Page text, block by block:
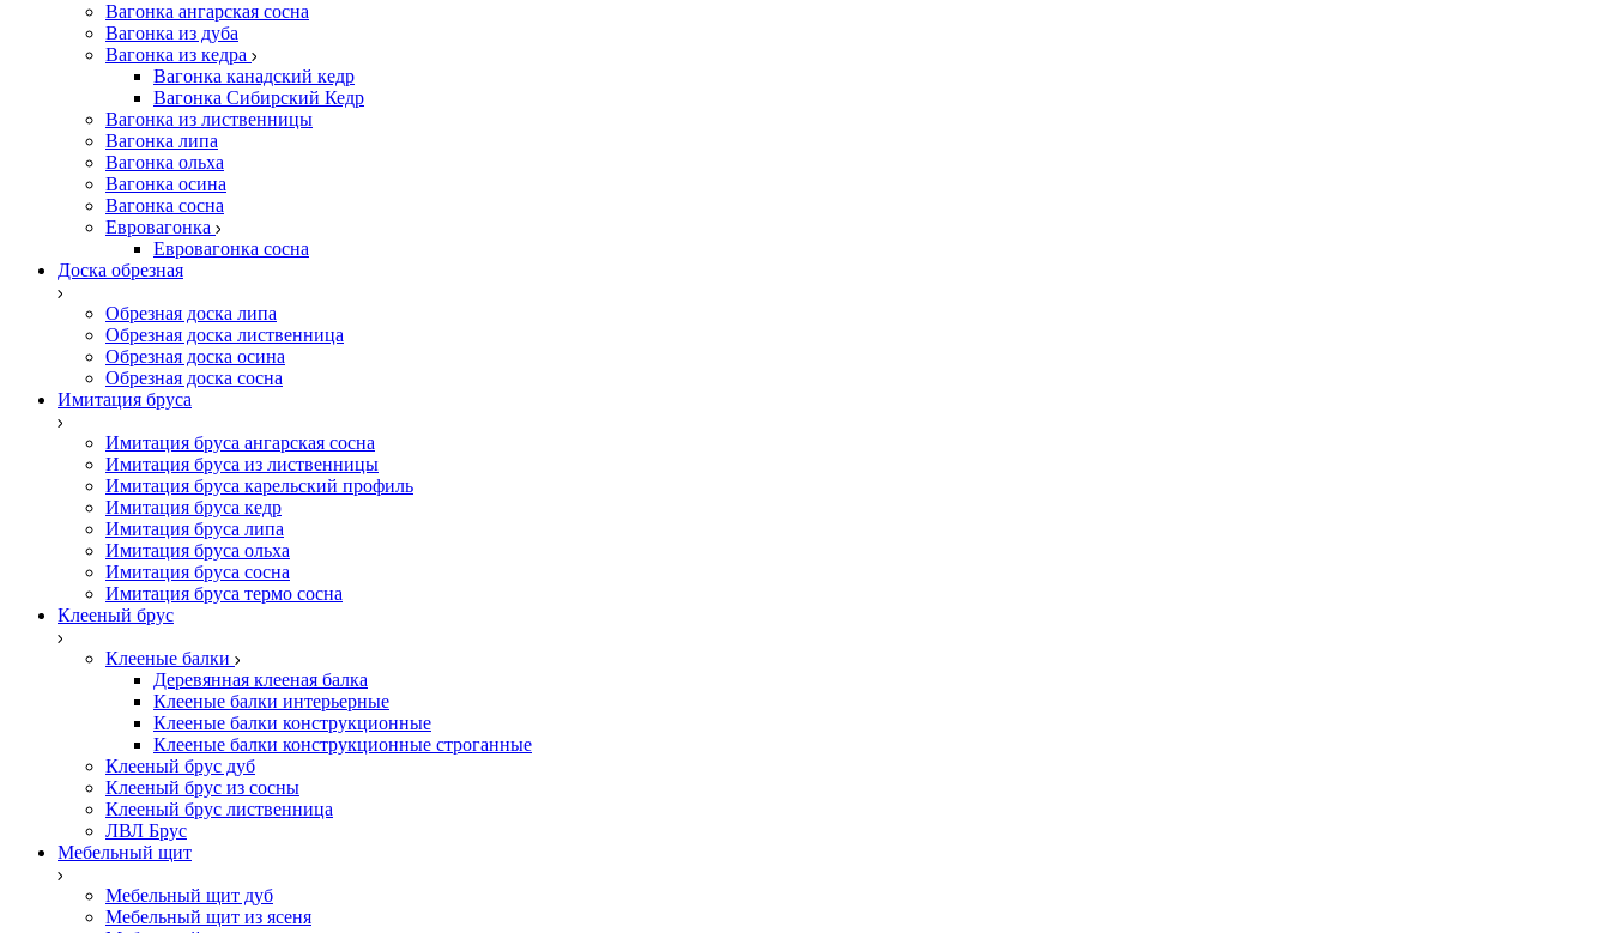
Вагонка ангарская сосна
Вагонка из дуба
Вагонка из кедра
Вагонка канадский кедр
Вагонка Сибирский Кедр
Вагонка из лиственницы
Вагонка липа
Вагонка ольха
Вагонка осина
Вагонка сосна
Евровагонка
Евровагонка сосна
Доска обрезная
Обрезная доска липа
Обрезная доска лиственница
Обрезная доска осина
Обрезная доска сосна
Имитация бруса
Имитация бруса ангарская сосна
Имитация бруса из лиственницы
Имитация бруса карельский профиль
Имитация бруса кедр
Имитация бруса липа
Имитация бруса ольха
Имитация бруса сосна
Имитация бруса термо сосна
Клееный брус
Клееные балки
Деревянная клееная балка
Клееные балки интерьерные
Клееные балки конструкционные
Клееные балки конструкционные строганные
Клееный брус дуб
Клееный брус из сосны
Клееный брус лиственница
ЛВЛ Брус
Мебельный щит
Мебельный щит дуб
Мебельный щит из ясеня